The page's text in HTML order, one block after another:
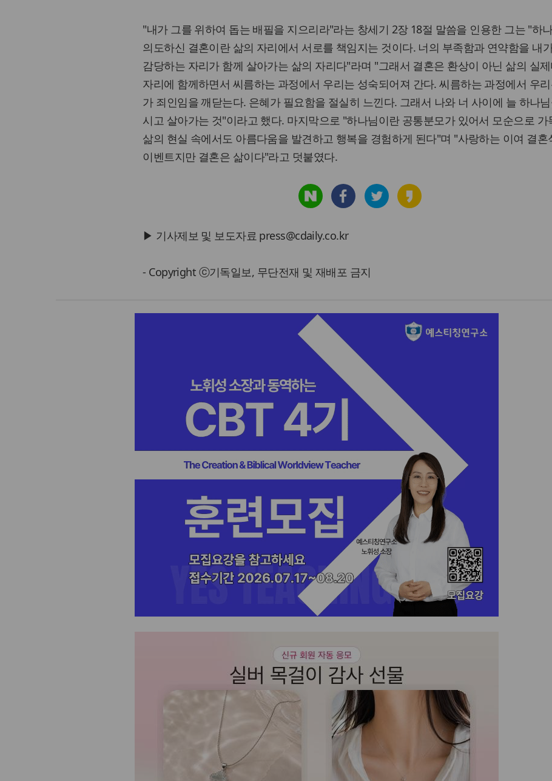
"내가 그를 위하여 돕는 배필을 지으리라"라는 창세기 2장 18절 말씀을 인용한 그는 "하
의도하신 결혼이란 삶의 자리에서 서로를 책임지는 것이다. 너의 부족함과 연약함을 내
감당하는 자리가 함께 살아가는 삶의 자리다"라며 "그래서 결혼은 환상이 아닌 삶의 실제
자리에 함께하면서 씨름하는 과정에서 우리는 성숙되어져 간다. 씨름하는 과정에서 우
가 죄인임을 깨닫는다. 은혜가 필요함을 절실히 느낀다. 그래서 나와 너 사이에 늘 하나
시고 살아가는 것"이라고 했다. 마지막으로 "하나님이란 공통분모가 있어서 모순으로 가
삶의 현실 속에서도 아름다움을 발견하고 행복을 경험하게 된다"며 "사랑하는 이여 결혼
이벤트지만 결혼은 삶이다"라고 덧붙였다.
▶ 기사제보 및 보도자료 press@cdaily.co.kr
- Copyright ⓒ기독일보, 무단전재 및 재배포 금지